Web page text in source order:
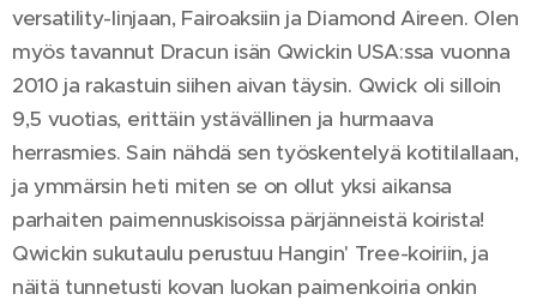
versatility-linjaan, Fairoaksiin ja Diamond Aireen. Olen
myös tavannut Dracun isän Qwickin USA:ssa vuonna
2010 ja rakastuin siihen aivan täysin. Qwick oli silloin
9,5 vuotias, erittäin ystävällinen ja hurmaava
herrasmies. Sain nähdä sen työskentelyä kotitilallaan,
ja ymmärsin heti miten se on ollut yksi aikansa
parhaiten paimennuskisoissa pärjänneistä koirista!
Qwickin sukutaulu perustuu Hangin' Tree-koiriin, ja
näitä tunnetusti kovan luokan paimenkoiria onkin